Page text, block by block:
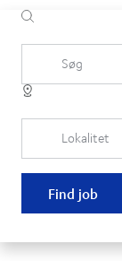
Søg
Lokalitet
Find job